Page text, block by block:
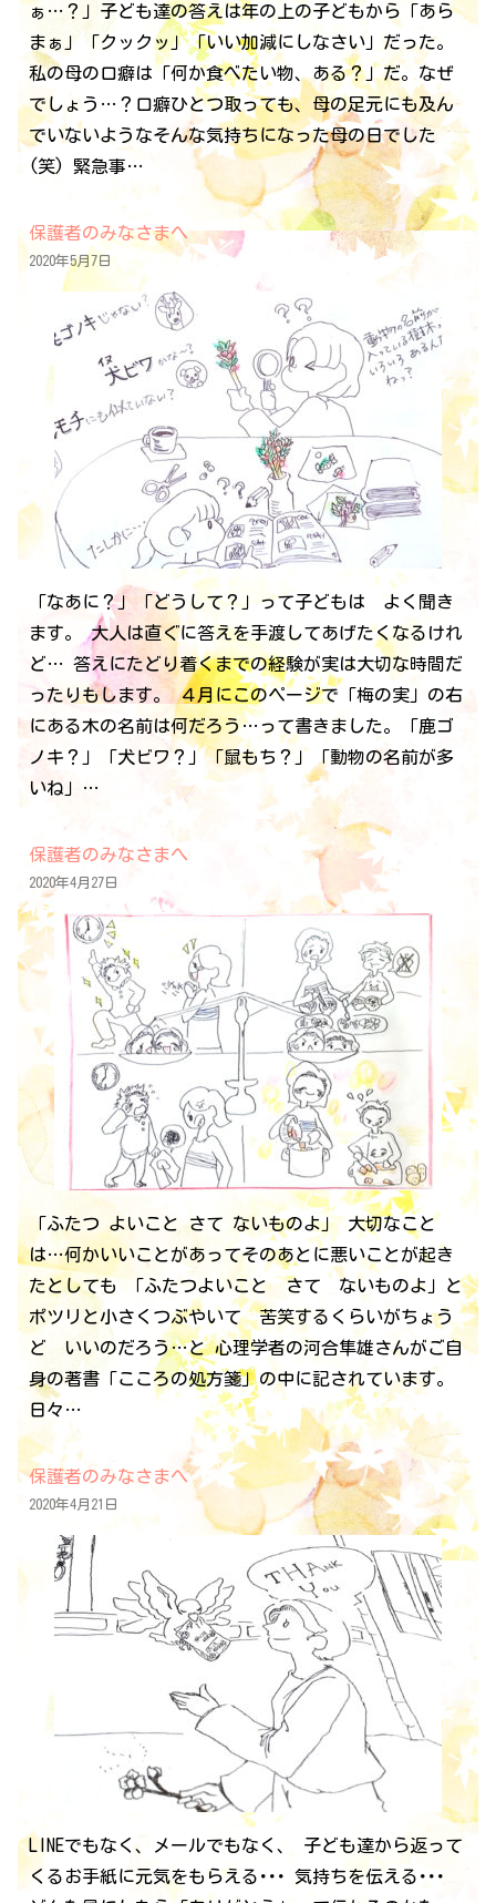
ぁ…？」子ども達の答えは年の上の子どもから「あら
まぁ」「クックッ」「いい加減にしなさい」だった。
私の母の口癖は「何か食べたい物、ある？」だ。なぜ
でしょう…？口癖ひとつ取っても、母の足元にも及ん
でいないようなそんな気持ちになった母の日でした
(笑) 緊急事…
保護者のみなさまへ
2020年5月7日
「なあに？」「どうして？」って子どもは よく聞き
ます。 大人は直ぐに答えを手渡してあげたくなるけれ
ど… 答えにたどり着くまでの経験が実は大切な時間だ
ったりもします。 ４月にこのページで「梅の実」の右
にある木の名前は何だろう…って書きました。「鹿ゴ
ノキ？」「犬ビワ？」「鼠もち？」「動物の名前が多
いね」…
保護者のみなさまへ
2020年4月27日
「ふたつ よいこと さて ないものよ」 大切なこと
は…何かいいことがあってそのあとに悪いことが起き
たとしても 「ふたつよいこと さて ないものよ」と
ポツリと小さくつぶやいて 苦笑するくらいがちょう
ど いいのだろう…と 心理学者の河合隼雄さんがご自
身の著書「こころの処方箋」の中に記されています。
日々…
保護者のみなさまへ
2020年4月21日
LINEでもなく、メールでもなく、 子ども達から返って
くるお手紙に元気をもらえる･･･ 気持ちを伝える･･･